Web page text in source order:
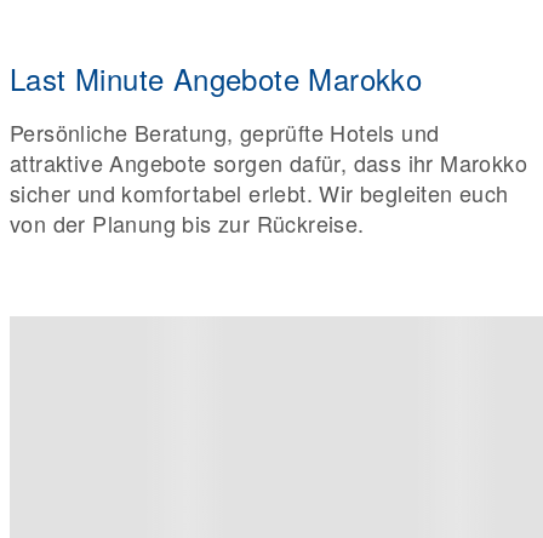
Last Minute Angebote Marokko
Persönliche Beratung, geprüfte Hotels und
attraktive Angebote sorgen dafür, dass ihr Marokko
sicher und komfortabel erlebt. Wir begleiten euch
von der Planung bis zur Rückreise.